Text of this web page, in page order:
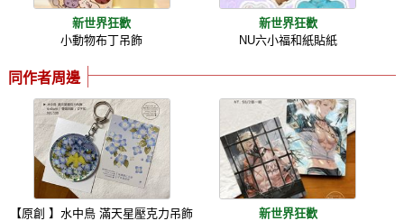
新世界狂歡
小動物布丁吊飾
新世界狂歡
NU六小福和紙貼紙
同作者周邊
【原創 】水中鳥 滿天星壓克力吊飾
新世界狂歡